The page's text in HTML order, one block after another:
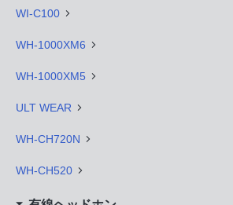
WI-C100
WH-1000XM6
WH-1000XM5
ULT WEAR
WH-CH720N
WH-CH520